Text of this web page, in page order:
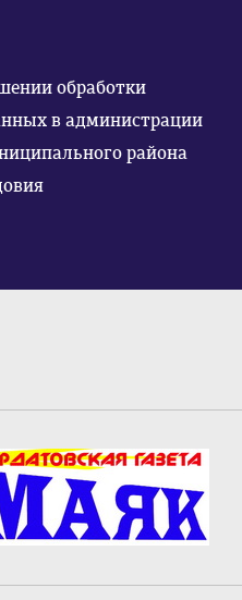
обработки
в администрации
района